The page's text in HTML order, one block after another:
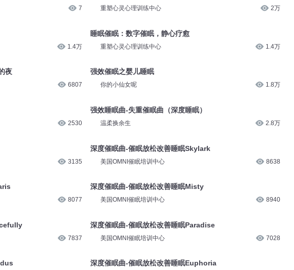
7
1.4万
夜
6807
2530
3135
8077
7837
重塑心灵心理训练中心 2万
睡眠催眠：数字催眠，静心疗愈
重塑心灵心理训练中心 1.4万
强效催眠之婴儿睡眠
你的小仙女呢 1.8万
强效睡眠曲-失重催眠曲（深度睡眠）
温柔换余生 2.8万
深度催眠曲-催眠放松改善睡眠Skylark
美国OMNI催眠培训中心 8638
深度催眠曲-催眠放松改善睡眠Misty
美国OMNI催眠培训中心 8940
深度催眠曲-催眠放松改善睡眠Paradise
美国OMNI催眠培训中心 7028
深度催眠曲-催眠放松改善睡眠Euphoria